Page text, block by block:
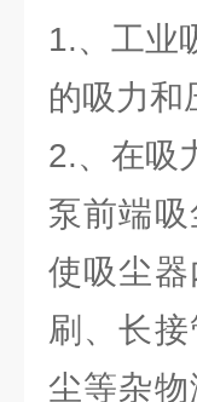
1.、工业
的吸力和
2.、在吸
泵前端
使吸尘
刷、长
尘等杂